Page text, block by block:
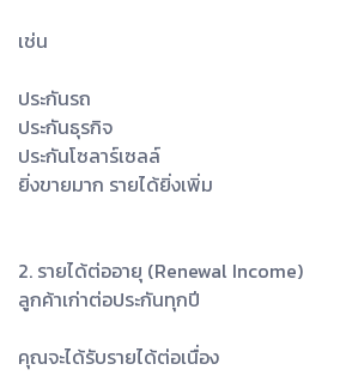
เช่น
ประกันรถ
ประกันธุรกิจ
ประกันโซลาร์เซลล์
ยิ่งขายมาก รายได้ยิ่งเพิ่ม
2. รายได้ต่ออายุ (Renewal Income)
ลูกค้าเก่าต่อประกันทุกปี
คุณจะได้รับรายได้ต่อเนื่อง